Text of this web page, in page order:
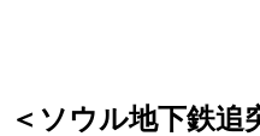
＜ソウル地下鉄追